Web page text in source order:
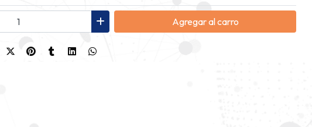
Agregaral carro